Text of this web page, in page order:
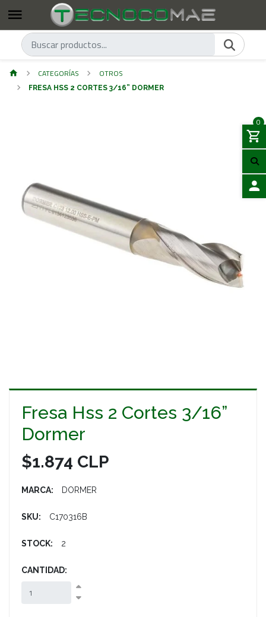
0
CATEGORÍAS OTROS
FRESA HSS 2 CORTES 3/16” DORMER
Fresa Hss 2 Cortes 3/16”
Dormer
$1.874 CLP
MARCA: DORMER
SKU: C170316B
STOCK: 2
CANTIDAD: